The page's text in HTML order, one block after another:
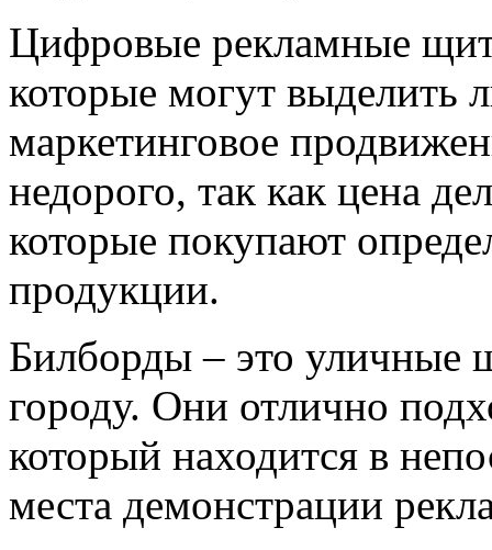
Цифровые рекламные
которые могут выделить
маркетинговое
недорого, так как цена
которые покупают
продукции.
Билборды – это уличные
городу. Они отлично
который находится в
места демонстрации